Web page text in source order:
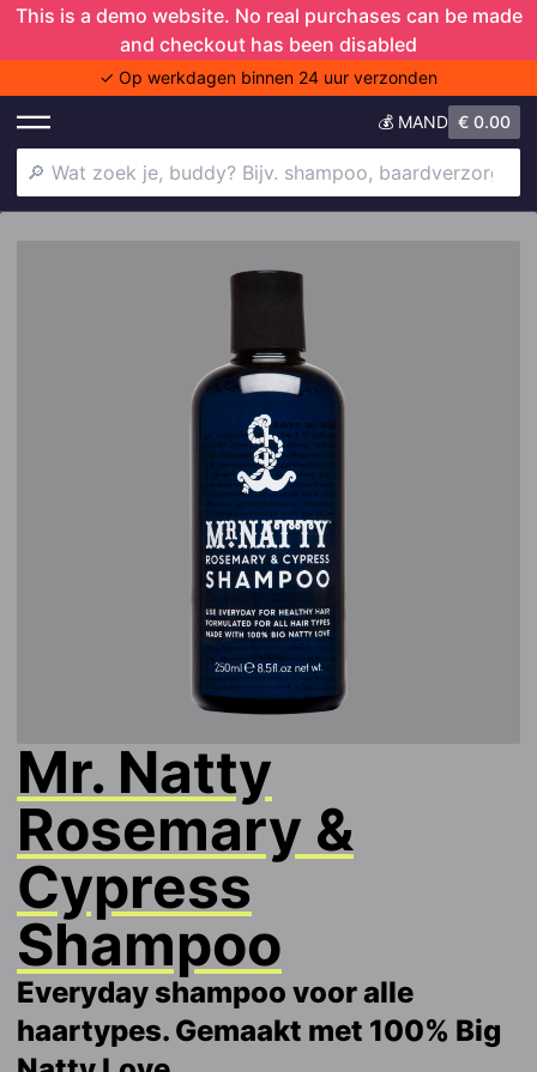
This is a demo website. No real purchases can be made
and checkout has been disabled
✓ Op werkdagen binnen 24 uur verzonden
💰 MAND € 0.00
Anti-aging
Mr. Natty
Rosemary &
Cypress
Shampoo
Everyday shampoo voor alle
haartypes. Gemaakt met 100% Big